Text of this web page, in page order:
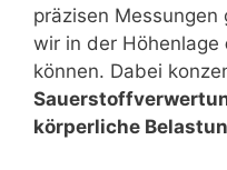
präzisen
wir in der Höhenlage
können. Dabei
körperliche